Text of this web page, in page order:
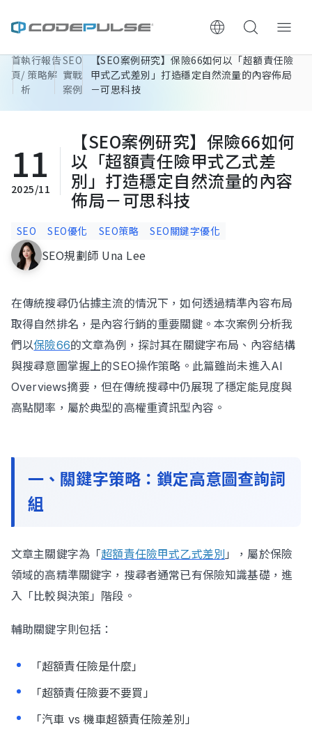
ChooWe AI仿生客服
服務與費用
架設流程
執行報告 / 策略解析
數位成長與技術專欄
立即諮詢
首
頁
執行報告
/ 策略解
析
SEO
實戰
案例
【SEO案例研究】保險66如何以「超額責任險
甲式乙式差別」打造穩定自然流量的內容佈局
－可思科技
11
2025/11
【SEO案例研究】保險66如何
以「超額責任險甲式乙式差
別」打造穩定自然流量的內容
佈局－可思科技
SEO SEO優化 SEO策略 SEO關鍵字優化
SEO規劃師 Una Lee
在傳統搜尋仍佔據主流的情況下，如何透過精準內容布局
取得自然排名，是內容行銷的重要關鍵。本次案例分析我
們以保險66的文章為例，探討其在關鍵字布局、內容結構
與搜尋意圖掌握上的SEO操作策略。此篇雖尚未進入AI
Overviews摘要，但在傳統搜尋中仍展現了穩定能見度與
高點閱率，屬於典型的高權重資訊型內容。
一、關鍵字策略：鎖定高意圖查詢詞
組
文章主關鍵字為「超額責任險甲式乙式差別 」，屬於保險
領域的高精準關鍵字，搜尋者通常已有保險知識基礎，進
入「比較與決策」階段。
輔助關鍵字則包括：
「超額責任險是什麼」
「超額責任險要不要買」
「汽車 vs 機車超額責任險差別」